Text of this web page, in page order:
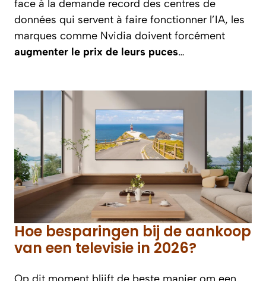
face à la demande record des centres de
données qui servent à faire fonctionner l’IA, les
marques comme Nvidia doivent forcément
augmenter le prix de leurs puces…
Hoe besparingen bij de aankoop
van een televisie in 2026?